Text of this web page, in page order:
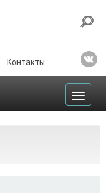
Контакты